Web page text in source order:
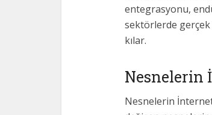
entegrasyonu,
sektörlerde gerçek
kılar.
Nesnelerin
Nesnelerin